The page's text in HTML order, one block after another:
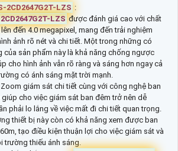
2CD2647G2T-LZS :
LZSđược đánh giá cao với chất
đến 4.0 megapixel, mang đến trải nghiệm
ảnh rõ nét và chi tiết. Một trong những có
của sản phẩm này là khả năng chống ngược
cho hình ảnh vẫn rõ ràng và sáng hơn ngay cả
có ánh sáng mặt trời mạnh.
giám sát chi tiết cùng với công nghệ ban
cho việc giám sát ban đêm trở nên dễ
phải lo lắng về việc mất đi chi tiết quan trọng.
thiết bị này còn có khả năng xem được ban
tạo điều kiện thuận lợi cho việc giám sát và
trường thiếu ánh sáng.